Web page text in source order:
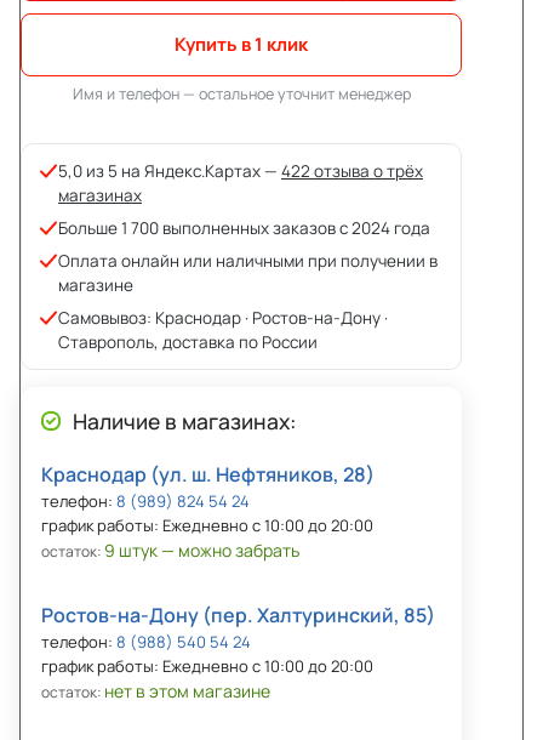
Купить в 1 клик
Имя и телефон — остальное уточнит менеджер
5,0 из 5 на Яндекс.Картах — 422 отзыва о трёх
магазинах
Больше 1 700 выполненных заказов с 2024 года
Оплата онлайн или наличными при получении в
магазине
Самовывоз: Краснодар · Ростов-на-Дону ·
Ставрополь, доставка по России
Наличие в магазинах:
Краснодар (ул. ш. Нефтяников, 28)
телефон: 8 (989) 824 54 24
график работы: Ежедневно с 10:00 до 20:00
остаток: 9 штук — можно забрать
Ростов-на-Дону (пер. Халтуринский, 85)
телефон: 8 (988) 540 54 24
график работы: Ежедневно с 10:00 до 20:00
остаток: нет в этом магазине